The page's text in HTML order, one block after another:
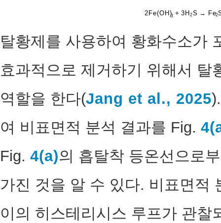
2 Fe(OH)3 + 3 H2S → Fe2
탈황제를 사용하여 황화수소가
효과적으로 제거하기 위해서 탈
역할을 한다(Jang et al., 2025
여 비표면적 분석 결과를 Fig.
Fig. 4(a)의 흡탈착 등온선으로
가진 것을 알 수 있다. 비표면적
이의 히스테리시스 루프가 관